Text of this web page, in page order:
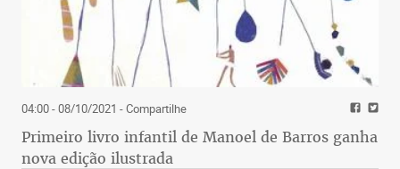
04:00 - 08/10/2021 - Compartilhe
Primeiro livro infantil de Manoel de Barros ganha
nova edição ilustrada